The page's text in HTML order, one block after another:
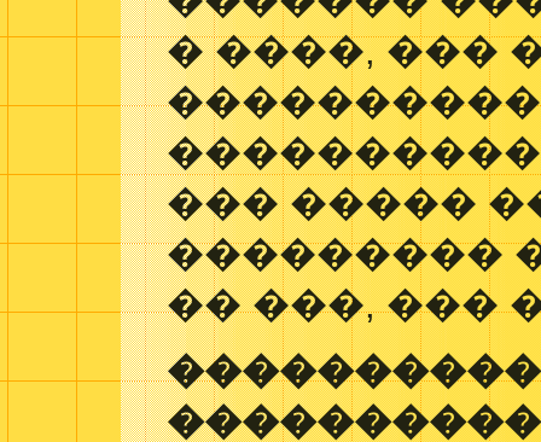
� ����, ���
��� �����
���������
�� ���, ���
����������